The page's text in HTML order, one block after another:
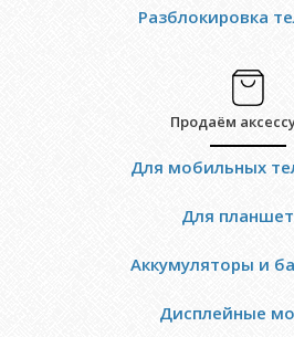
Разблокировка
Продаём
Для мобильных
Для
Аккумуляторы и
Дисплейные